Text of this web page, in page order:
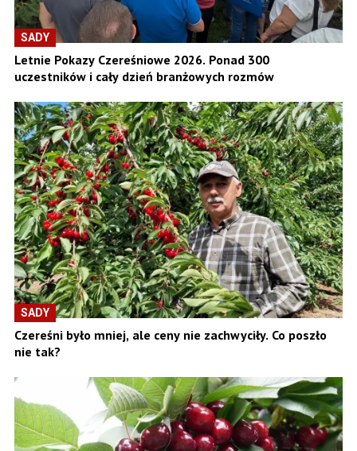
SADY
Letnie Pokazy Czereśniowe 2026. Ponad 300
uczestników i cały dzień branżowych rozmów
SADY
Czereśni było mniej, ale ceny nie zachwyciły. Co poszło
nie tak?